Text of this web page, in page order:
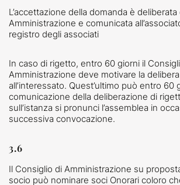
L’accettazione della domanda è
Amministrazione e comunicata
registro degli associati
In caso di rigetto, entro 60 giorni il
Amministrazione deve motivare la
all’interessato. Quest’ultimo può entro 60
comunicazione della deliberazione di
sull’istanza si pronunci l’assemblea in
successiva convocazione.
3.6
Il Consiglio di Amministrazione su
socio può nominare soci Onorari coloro